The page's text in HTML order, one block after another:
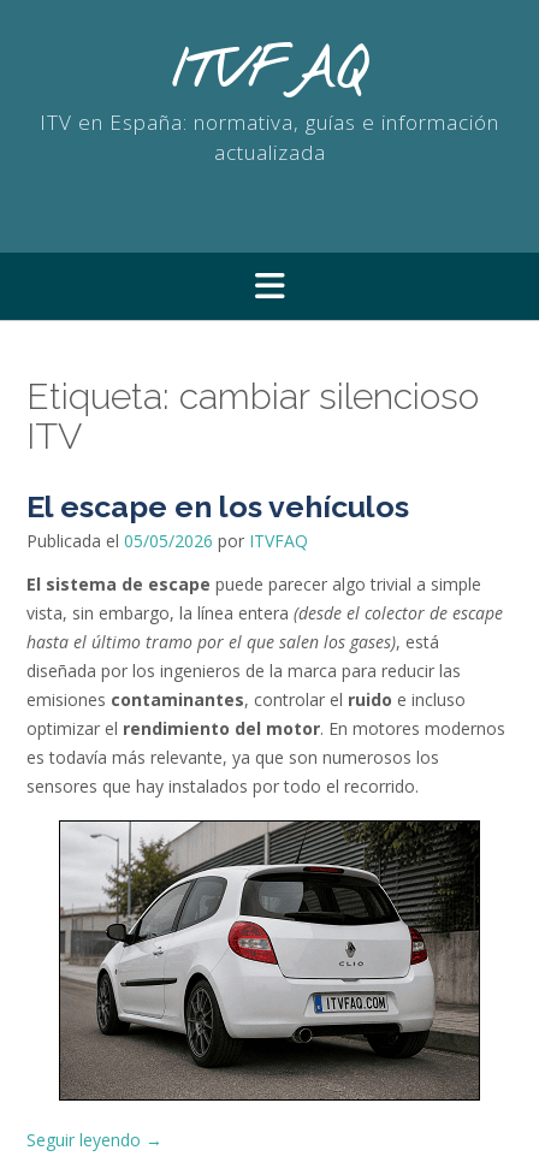
ITVFAQ
ITV en España: normativa, guías e información
actualizada
Etiqueta: cambiar silencioso
ITV
El escape en los vehículos
Publicada el 05/05/2026 por ITVFAQ
El sistema de escape puede parecer algo trivial a simple
vista, sin embargo, la línea entera (desde el colector de escape
hasta el último tramo por el que salen los gases), está
diseñada por los ingenieros de la marca para reducir las
emisiones contaminantes, controlar el ruido e incluso
optimizar el rendimiento del motor. En motores modernos
es todavía más relevante, ya que son numerosos los
sensores que hay instalados por todo el recorrido.
Seguir leyendo «El
→